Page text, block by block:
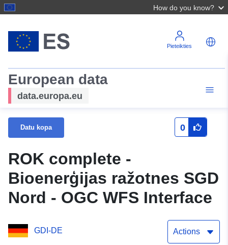
How do you know?
Pieteikties
European data
data.europa.eu
Datu kopa 0
ROK complete -
Bioenerģijas ražotnes SGD
Nord - OGC WFS Interface
GDI-DE Actions